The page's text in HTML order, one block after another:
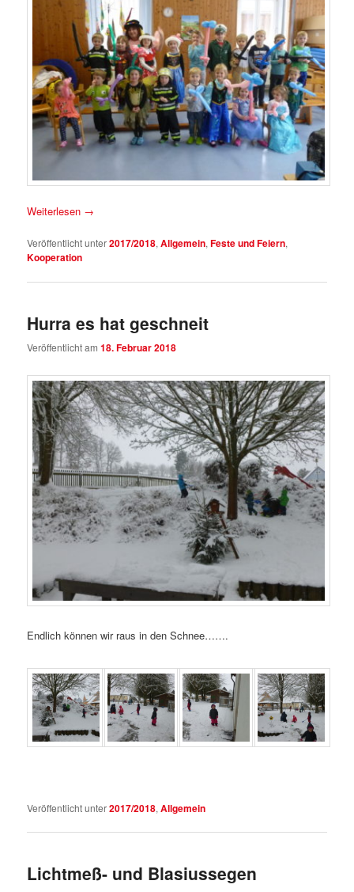
Weiterlesen →
Veröffentlicht unter2017/2018,Allgemein,Feste und Feiern,
Kooperation
Hurra es hat geschneit
Veröffentlicht am18. Februar 2018
Endlich können wir raus in den Schnee…….
Veröffentlicht unter2017/2018,Allgemein
Lichtmeß- und Blasiussegen